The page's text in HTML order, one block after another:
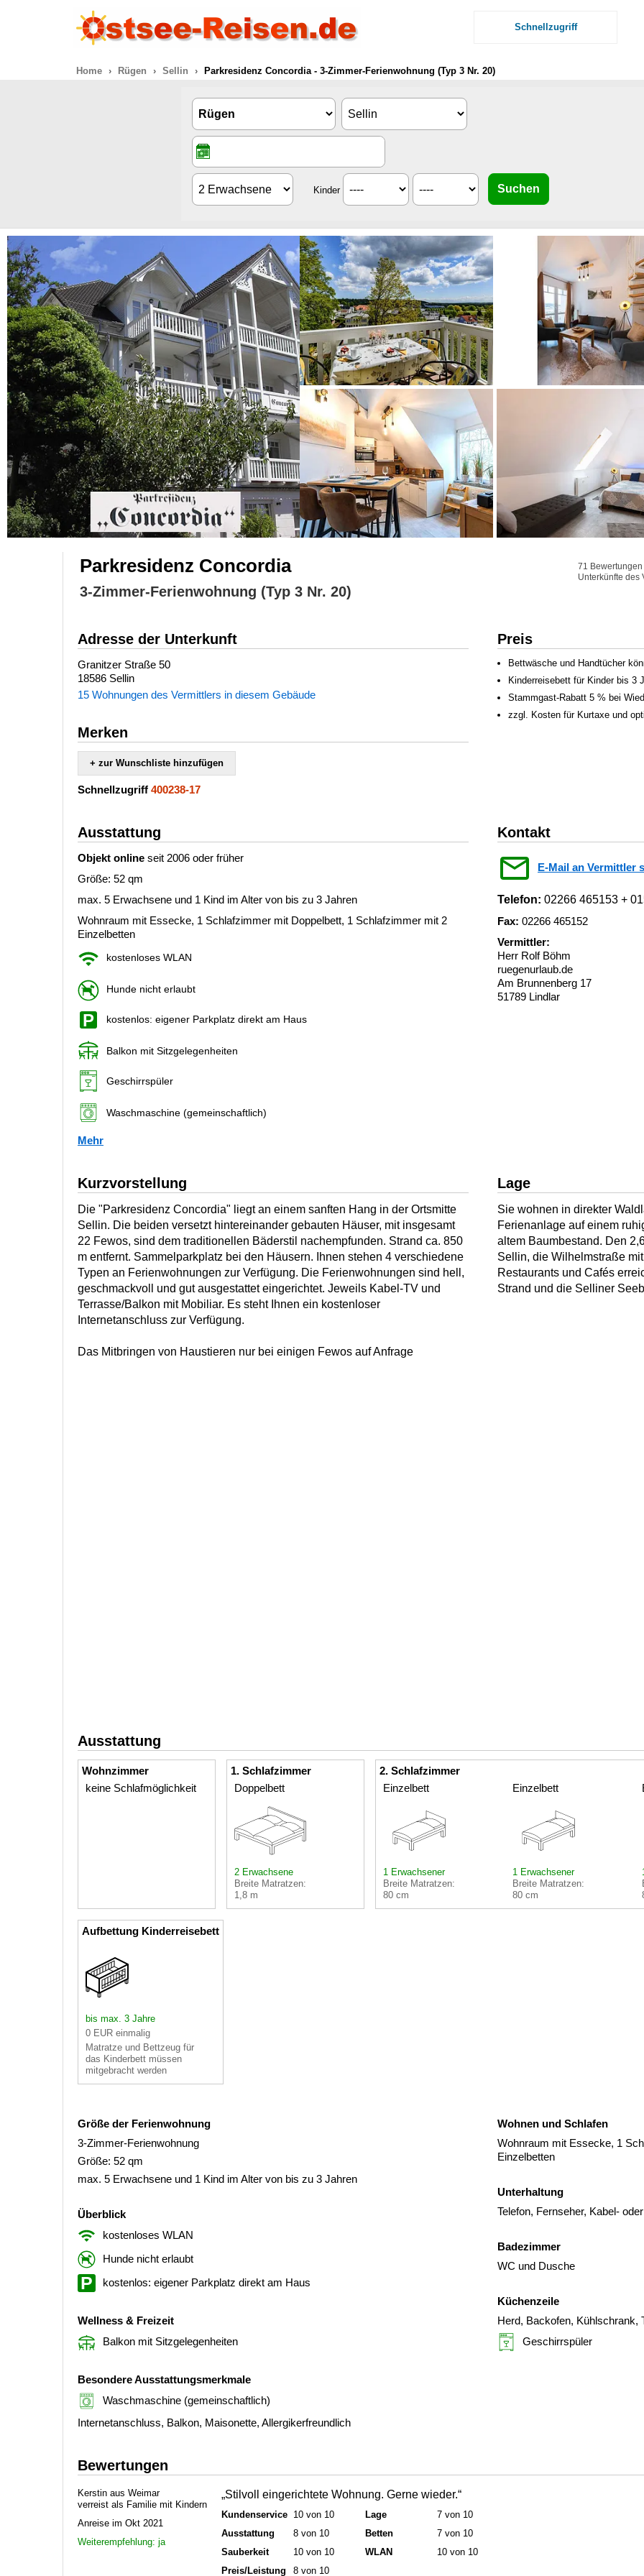
Schnellzugriff
Home Rügen Sellin Parkresidenz Concordia - 3-Zimmer-Ferienwohnung (Typ 3 Nr. 20)
Kinder
Parkresidenz Concordia
3-Zimmer-Ferienwohnung (Typ 3 Nr. 20)
71 Bewertungen
Unterkünfte des
Adresse der Unterkunft
Granitzer Straße 50
18586 Sellin
15 Wohnungen des Vermittlers in diesem Gebäude
Merken
+ zur Wunschliste hinzufügen
Schnellzugriff 400238-17
Preis
Bettwäsche und Handtücher
Kinderreisebett für Kinder bis 3
Stammgast-Rabatt 5 % bei
zzgl. Kosten für Kurtaxe und
Ausstattung
Objekt online seit 2006 oder früher
Größe: 52 qm
max. 5 Erwachsene und 1 Kind im Alter von bis zu 3 Jahren
Wohnraum mit Essecke, 1 Schlafzimmer mit Doppelbett, 1 Schlafzimmer mit 2
Einzelbetten
kostenloses WLAN
Hunde nicht erlaubt
kostenlos: eigener Parkplatz direkt am Haus
Balkon mit Sitzgelegenheiten
Geschirrspüler
Waschmaschine (gemeinschaftlich)
Mehr
Kontakt
E-Mail an Vermittler
Telefon: 02266 465153 +
Fax: 02266 465152
Vermittler:
Herr Rolf Böhm
ruegenurlaub.de
Am Brunnenberg 17
51789 Lindlar
Kurzvorstellung
Die "Parkresidenz Concordia" liegt an einem sanften Hang in der Ortsmitte
Sellin. Die beiden versetzt hintereinander gebauten Häuser, mit insgesamt
22 Fewos, sind dem traditionellen Bäderstil nachempfunden. Strand ca. 850
m entfernt. Sammelparkplatz bei den Häusern. Ihnen stehen 4 verschiedene
Typen an Ferienwohnungen zur Verfügung. Die Ferienwohnungen sind hell,
geschmackvoll und gut ausgestattet eingerichtet. Jeweils Kabel-TV und
Terrasse/Balkon mit Mobiliar. Es steht Ihnen ein kostenloser
Internetanschluss zur Verfügung.
Das Mitbringen von Haustieren nur bei einigen Fewos auf Anfrage
Lage
Sie wohnen in direkter
Ferienanlage auf einem
altem Baumbestand. Den
Sellin, die Wilhelmstraße
Restaurants und Cafés
Strand und die Selliner
Ausstattung
Wohnzimmer
keine Schlafmöglichkeit
1. Schlafzimmer
Doppelbett
2 Erwachsene
Breite Matratzen:
1,8 m
2. Schlafzimmer
Einzelbett
1 Erwachsener
Breite Matratzen:
80 cm
Einzelbett
1 Erwachsener
Breite Matratzen:
80 cm
Aufbettung Kinderreisebett
bis max. 3 Jahre
0 EUR einmalig
Matratze und Bettzeug für
das Kinderbett müssen
mitgebracht werden
Größe der Ferienwohnung
3-Zimmer-Ferienwohnung
Größe: 52 qm
max. 5 Erwachsene und 1 Kind im Alter von bis zu 3 Jahren
Überblick
kostenloses WLAN
Hunde nicht erlaubt
kostenlos: eigener Parkplatz direkt am Haus
Wellness & Freizeit
Balkon mit Sitzgelegenheiten
Besondere Ausstattungsmerkmale
Waschmaschine (gemeinschaftlich)
Internetanschluss, Balkon, Maisonette, Allergikerfreundlich
Wohnen und Schlafen
Wohnraum mit Essecke, 1
Einzelbetten
Unterhaltung
Telefon, Fernseher, Kabel-
Badezimmer
WC und Dusche
Küchenzeile
Herd, Backofen, Kühlschrank,
Geschirrspüler
Bewertungen
Kerstin aus Weimar
verreist als Familie mit Kindern
Anreise im Okt 2021
Weiterempfehlung: ja
„Stilvoll eingerichtete Wohnung. Gerne wieder.“
Kundenservice 10 von 10
Ausstattung
8 von 10
Sauberkeit
10 von 10
Preis/Leistung
8 von 10
Lage
7 von 10
Betten
7 von 10
WLAN
10 von 10